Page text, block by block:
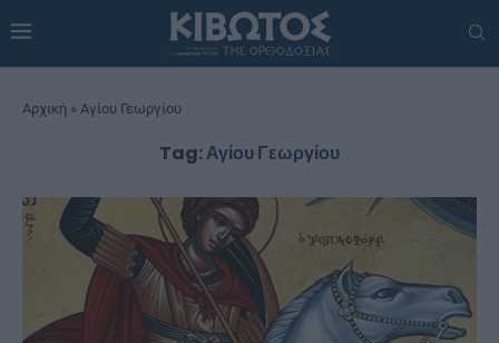
Αρχική » Αγίου Γεωργίου
Tag:Αγίου Γεωργίου